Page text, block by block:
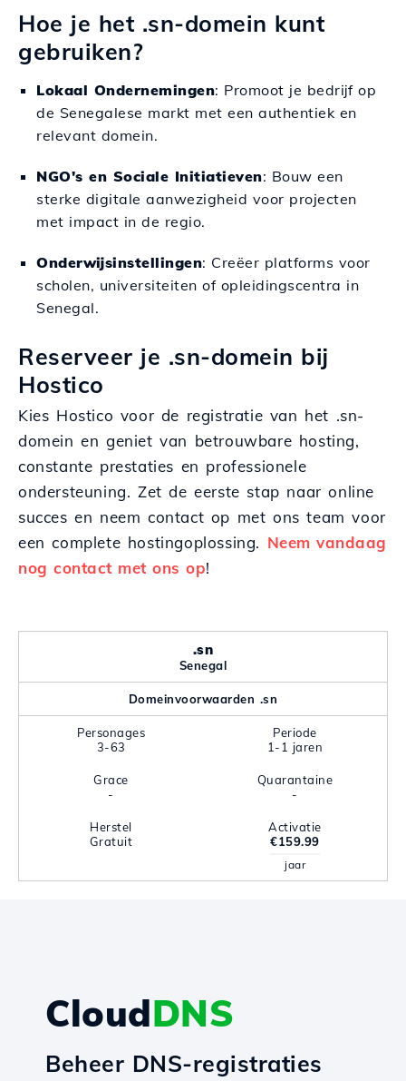
Hoe je het .sn-domein kunt
gebruiken?
Lokaal Ondernemingen: Promoot je bedrijf op
de Senegalese markt met een authentiek en
relevant domein.
NGO's en Sociale Initiatieven: Bouw een
sterke digitale aanwezigheid voor projecten
met impact in de regio.
Onderwijsinstellingen: Creëer platforms voor
scholen, universiteiten of opleidingscentra in
Senegal.
Reserveer je .sn-domein bij
Hostico
Kies Hostico voor de registratie van het .sn-
domein en geniet van betrouwbare hosting,
constante prestaties en professionele
ondersteuning. Zet de eerste stap naar online
succes en neem contact op met ons team voor
een complete hostingoplossing. Neem vandaag
nog contact met ons op!
.sn
Senegal
Domeinvoorwaarden .sn
Personages
3-63
Periode
1-1 jaren
Grace
-
Quarantaine
-
Herstel
Gratuit
Activatie
€159.99
jaar
CloudDNS
Beheer DNS-registraties